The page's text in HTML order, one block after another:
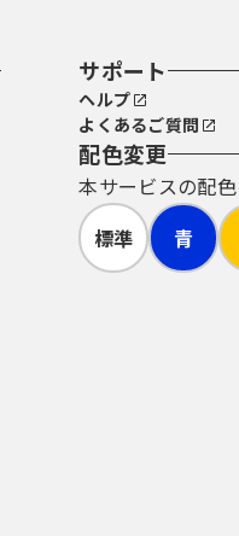
サポート
ヘルプ
よくあるご質問
配色変更
本サービスの配
標準
青